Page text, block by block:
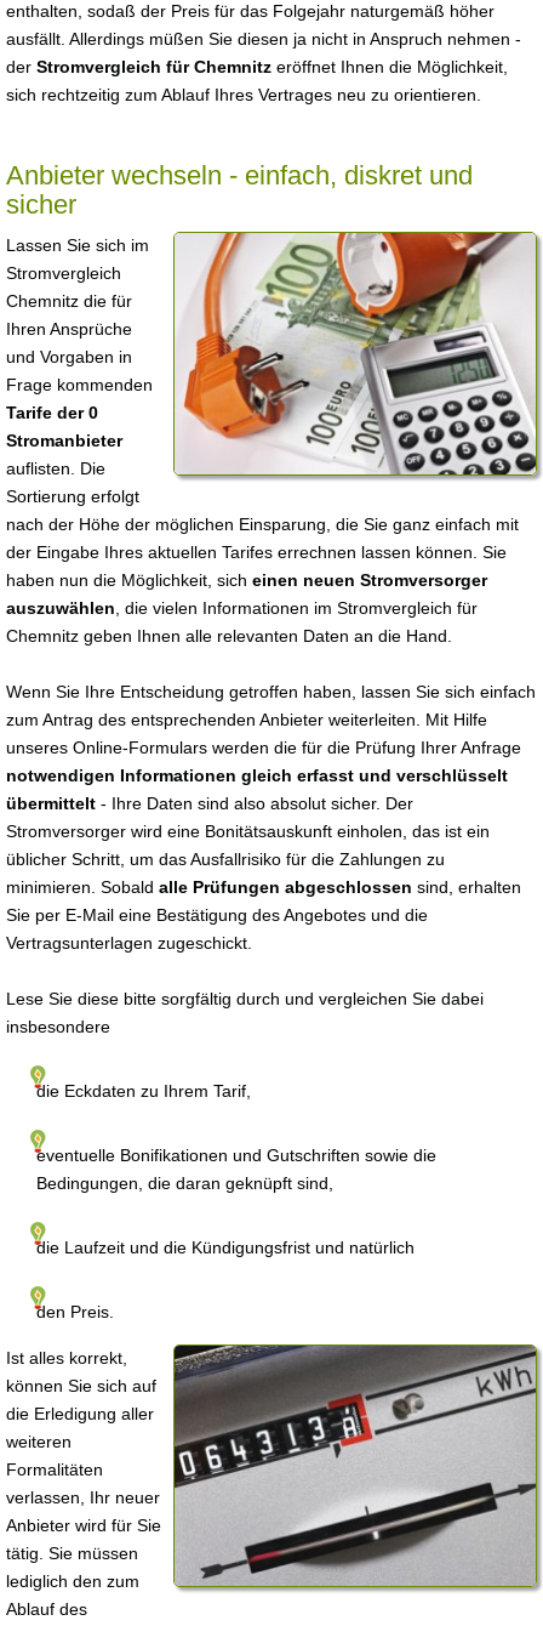
enthalten, sodaß der Preis für das Folgejahr naturgemäß höher
ausfällt. Allerdings müßen Sie diesen ja nicht in Anspruch nehmen -
der Stromvergleich für Chemnitz eröffnet Ihnen die Möglichkeit,
sich rechtzeitig zum Ablauf Ihres Vertrages neu zu orientieren.
Anbieter wechseln - einfach, diskret und
sicher
Lassen Sie sich im
Stromvergleich
Chemnitz die für
Ihren Ansprüche
und Vorgaben in
Frage kommenden
Tarife der 0
Stromanbieter
auflisten. Die
Sortierung erfolgt
nach der Höhe der möglichen Einsparung, die Sie ganz einfach mit
der Eingabe Ihres aktuellen Tarifes errechnen lassen können. Sie
haben nun die Möglichkeit, sich einen neuen Stromversorger
auszuwählen , die vielen Informationen im Stromvergleich für
Chemnitz geben Ihnen alle relevanten Daten an die Hand.
Wenn Sie Ihre Entscheidung getroffen haben, lassen Sie sich einfach
zum Antrag des entsprechenden Anbieter weiterleiten. Mit Hilfe
unseres Online-Formulars werden die für die Prüfung Ihrer Anfrage
notwendigen Informationen gleich erfasst und verschlüsselt
übermittelt - Ihre Daten sind also absolut sicher. Der
Stromversorger wird eine Bonitätsauskunft einholen, das ist ein
üblicher Schritt, um das Ausfallrisiko für die Zahlungen zu
minimieren. Sobald alle Prüfungen abgeschlossen sind, erhalten
Sie per E-Mail eine Bestätigung des Angebotes und die
Vertragsunterlagen zugeschickt.
Lese Sie diese bitte sorgfältig durch und vergleichen Sie dabei
insbesondere
die Eckdaten zu Ihrem Tarif,
eventuelle Bonifikationen und Gutschriften sowie die
Bedingungen, die daran geknüpft sind,
die Laufzeit und die Kündigungsfrist und natürlich
den Preis.
Ist alles korrekt,
können Sie sich auf
die Erledigung aller
weiteren
Formalitäten
verlassen, Ihr neuer
Anbieter wird für Sie
tätig. Sie müssen
lediglich den zum
Ablauf des